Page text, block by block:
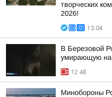
творческих
2026!
13:04
В Березовой
умирающую на
12:48
Минобороны